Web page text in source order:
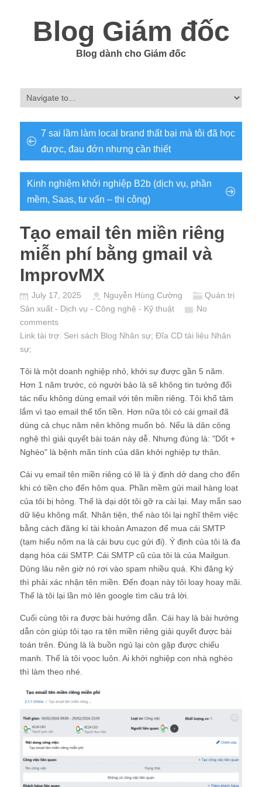
Blog Giám đốc
Blog dành cho Giám đốc
7 sai lầm làm local brand thất bại mà tôi đã học
được, đau đớn nhưng cần thiết
Kinh nghiệm khởi nghiệp B2b (dịch vụ, phần
mềm, Saas, tư vấn – thi công)
Tạo email tên miền riêng
miễn phí bằng gmail và
ImprovMX
July 17, 2025 Nguyễn Hùng Cường
Quản trị
Sản xuất - Dịch vụ - Công nghệ - Kỹ thuật
No
comments
Link tài trợ: Seri sách Blog Nhân sự; Đĩa CD tài liệu Nhân
sự;
Tôi là một doanh nghiệp nhỏ, khởi sự được gần 5 năm.
Hơn 1 năm trước, có người bảo là sẽ không tin tưởng đối
tác nếu không dùng email với tên miền riêng. Tôi khổ tâm
lắm vì tạo email thế tốn tiền. Hơn nữa tôi có cái gmail đã
dùng cả chục năm nên không muốn bỏ. Nếu là dân công
nghệ thì giải quyết bài toán này dễ. Nhưng đúng là: "Dốt +
Nghèo" là bệnh mãn tính của dân khởi nghiệp tự thân.
Cái vụ email tên miền riêng có lẽ là ý định dở dang cho đến
khi có tiền cho đến hôm qua. Phần mềm gửi mail hàng loạt
của tôi bị hỏng. Thế là dại dột tôi gỡ ra cài lại. May mắn sao
dữ liệu không mất. Nhân tiện, thế nào tôi lại nghĩ thêm việc
bằng cách đăng kí tài khoản Amazon để mua cái SMTP
(tạm hiểu nôm na là cái bưu cục gửi đi). Ý định của tôi là đa
dạng hóa cái SMTP. Cái SMTP cũ của tôi là của Mailgun.
Dùng lâu nên giờ nó rơi vào spam nhiều quá. Khi đăng ký
thì phải xác nhận tên miền. Đến đoạn này tôi loay hoay mãi.
Thế là tôi lại lần mò lên google tìm câu trả lời.
Cuối cùng tôi ra được bài hướng dẫn. Cái hay là bài hướng
dẫn còn giúp tôi tạo ra tên miền riêng giải quyết được bài
toán trên. Đúng là là buồn ngủ lại còn gặp được chiếu
manh. Thế là tôi vọoc luôn. Ai khởi nghiệp con nhà nghèo
thì làm theo nhé.